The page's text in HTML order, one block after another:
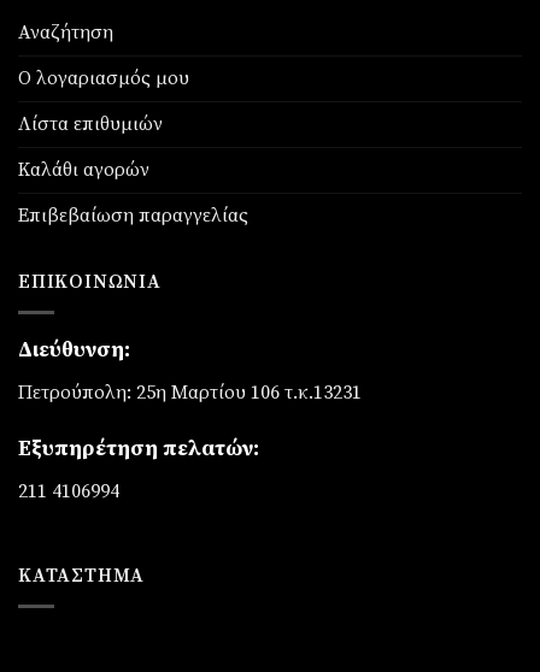
Αναζήτηση
Ο λογαριασμός μου
Λίστα επιθυμιών
Καλάθι αγορών
Επιβεβαίωση παραγγελίας
ΕΠΙΚΟΙΝΩΝΊΑ
Διεύθυνση:
Πετρούπολη: 25η Μαρτίου 106 τ.κ.13231
Εξυπηρέτηση πελατών:
211 4106994
ΚΑΤΆΣΤΗΜΑ